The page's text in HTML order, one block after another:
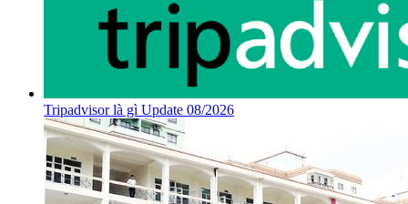
Tripadvisor là gì Update 08/2026